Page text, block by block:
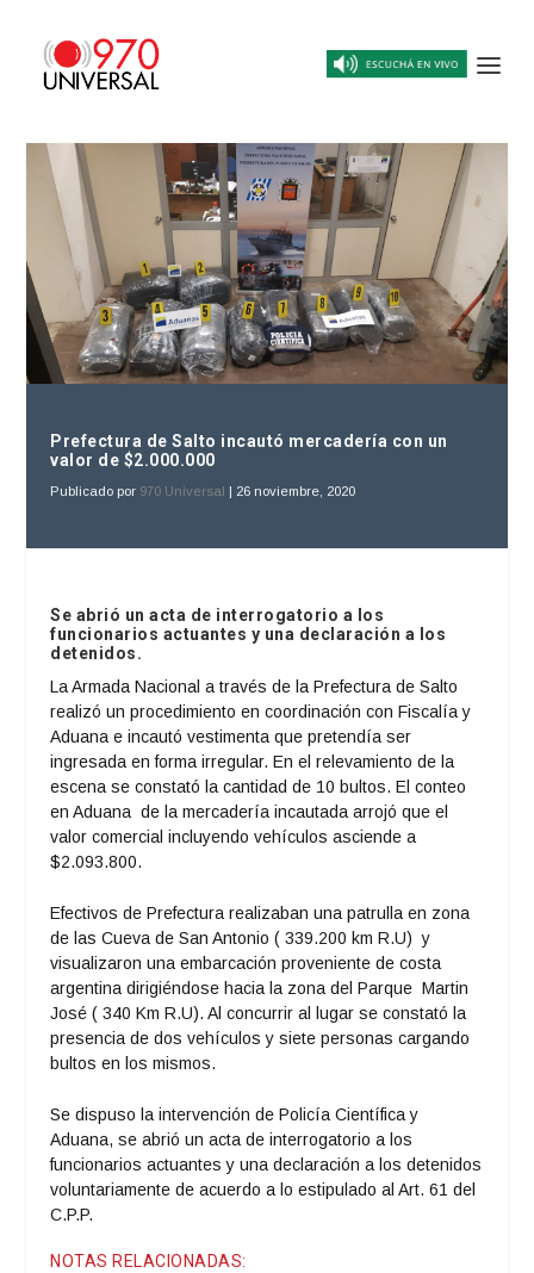
Prefectura de Salto incautó mercadería con un
valor de $2.000.000
Publicado por 970 Universal | 26 noviembre, 2020
Se abrió un acta de interrogatorio a los
funcionarios actuantes y una declaración a los
detenidos.
La Armada Nacional a través de la Prefectura de Salto
realizó un procedimiento en coordinación con Fiscalía y
Aduana e incautó vestimenta que pretendía ser
ingresada en forma irregular. En el relevamiento de la
escena se constató la cantidad de 10 bultos. El conteo
en Aduana de la mercadería incautada arrojó que el
valor comercial incluyendo vehículos asciende a
$2.093.800.
Efectivos de Prefectura realizaban una patrulla en zona
de las Cueva de San Antonio ( 339.200 km R.U) y
visualizaron una embarcación proveniente de costa
argentina dirigiéndose hacia la zona del Parque Martin
José ( 340 Km R.U). Al concurrir al lugar se constató la
presencia de dos vehículos y siete personas cargando
bultos en los mismos.
Se dispuso la intervención de Policía Científica y
Aduana, se abrió un acta de interrogatorio a los
funcionarios actuantes y una declaración a los detenidos
voluntariamente de acuerdo a lo estipulado al Art. 61 del
C.P.P.
NOTAS RELACIONADAS: